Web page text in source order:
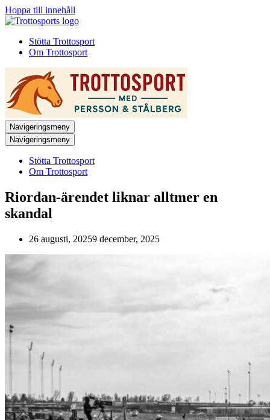
Hoppa till innehåll
Stötta Trottosport
Om Trottosport
Navigeringsmeny
Navigeringsmeny
Stötta Trottosport
Om Trottosport
Riordan-ärendet liknar alltmer en
skandal
26 augusti, 20259 december, 2025